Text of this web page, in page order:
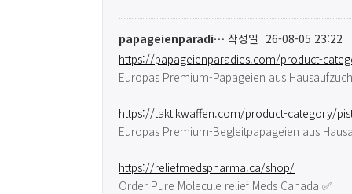
papageienparadi… 작성일 26-08-05 23:22
https://papageienparadies.com/product-
Europas Premium-Papageien aus
https://taktikwaffen.com/product-category/
Europas Premium-Begleitpapageien aus
https://reliefmedspharma.ca/shop/
Order Pure Molecule relief Meds Canada ✅